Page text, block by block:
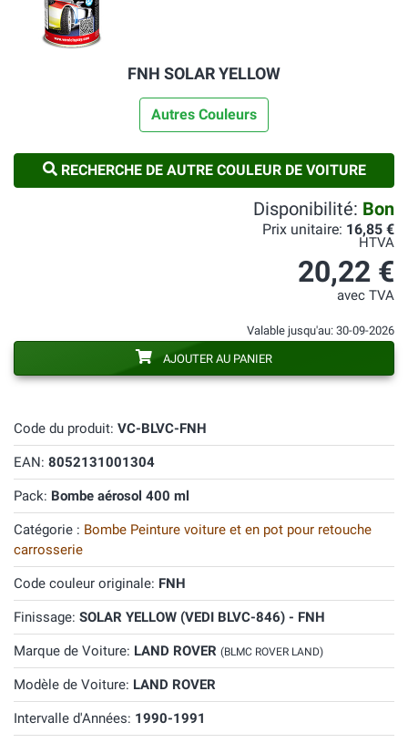
FNH SOLAR YELLOW
Autres Couleurs
RECHERCHE DE AUTRE COULEUR DE VOITURE
Code du produit: VC-BLVC-FNH
EAN: 8052131001304
Pack: Bombe aérosol 400 ml
Catégorie : Bombe Peinture voiture et en pot pour retouche
carrosserie
Code couleur originale: FNH
Finissage: SOLAR YELLOW (VEDI BLVC-846) - FNH
Marque de Voiture: LAND ROVER (BLMC ROVER LAND)
Modèle de Voiture: LAND ROVER
Intervalle d'Années: 1990-1991
Disponibilité: Bon
Prix unitaire: 16,85 €
HTVA
20,22 €
avec TVA
Valable jusqu'au: 30-09-2026
AJOUTER AU PANIER